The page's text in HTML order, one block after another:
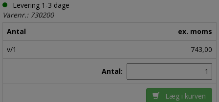
Levering 1-3 dage
Varenr.: 730200
Antal
ex. moms
v/1
743,00
Antal:
Læg i kurven